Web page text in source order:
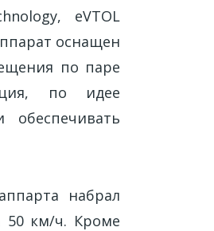
eVTOL
оснащен
по паре
по идее
набрал
50 км/ч. Кроме